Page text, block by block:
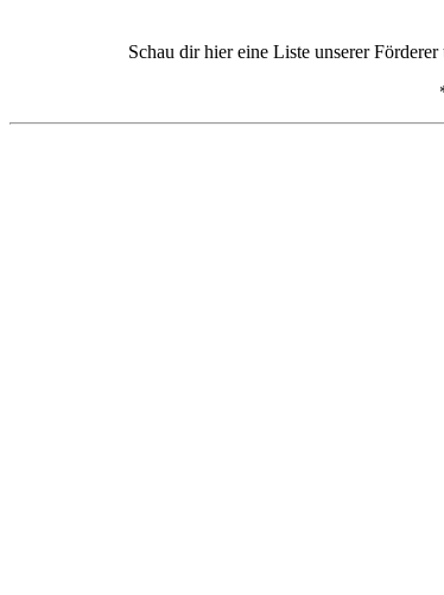
Schau dir hier eine Liste unserer